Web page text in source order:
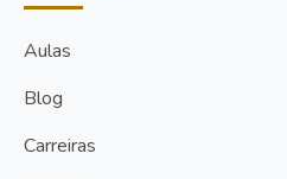
Aulas
Blog
Carreiras